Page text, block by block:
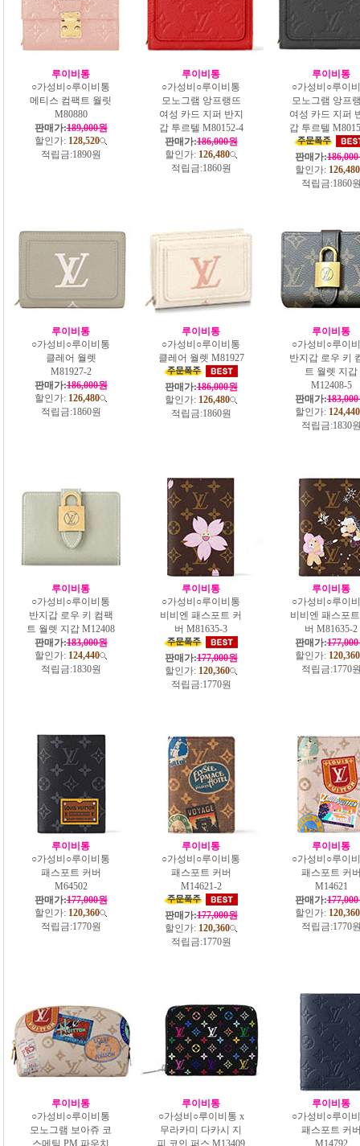
루이비통
○가성비○루이비통
메티스 컴팩트 월릿
M80880
판매가:189,000원
할인가: 128,520
적립금:1890원
루이비통
○가성비○루이비통
모노그램 앙프랭뜨
여성 카드 지퍼 반지
갑 투르텔 M80152-4
판매가:186,000원
할인가: 126,480
적립금:1860원
루이비통
○가성비○루이
모노그램 앙프
여성 카드 지퍼
갑 투르텔
판매가:
할인가: 126,480
적립금:1860
루이비통
○가성비○루이비통
클레어 월렛
M81927-2
판매가:186,000원
할인가: 126,480
적립금:1860원
루이비통
○가성비○루이비통
클레어 월렛 M81927
판매가:186,000원
할인가: 126,480
적립금:1860원
루이비통
○가성비○루이
반지갑 로우 키
트 월렛 지갑
M12408-5
판매가:
할인가: 124,440
적립금:1830
루이비통
○가성비○루이비통
반지갑 로우 키 컴팩
트 월렛 지갑 M12408
판매가:183,000원
할인가: 124,440
적립금:1830원
루이비통
○가성비○루이비통
비비엔 패스포트 커
버 M81635-3
판매가:177,000원
할인가: 120,360
적립금:1770원
루이비통
○가성비○루이
비비엔 패스포
버 M81635-2
판매가:
할인가: 120,360
적립금:1770
루이비통
○가성비○루이비통
패스포트 커버
M64502
판매가:177,000원
할인가: 120,360
적립금:1770원
루이비통
○가성비○루이비통
패스포트 커버
M14621-2
판매가:177,000원
할인가: 120,360
적립금:1770원
루이비통
○가성비○루이
패스포트 커
M14621
판매가:
할인가: 120,360
적립금:1770
루이비통
○가성비○루이비통
모노그램 보아쥬 코
스메틱 PM 파우치
루이비통
○가성비○루이비통 x
무라카미 다카시 지
피 코인 퍼스 M13409
루이비통
○가성비○루이
패스포트 커
M14792